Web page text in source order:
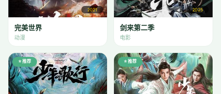
2021
完美世界
动漫
2025
剑来第二季
电影
⭐ 推荐 ⭐ 推荐